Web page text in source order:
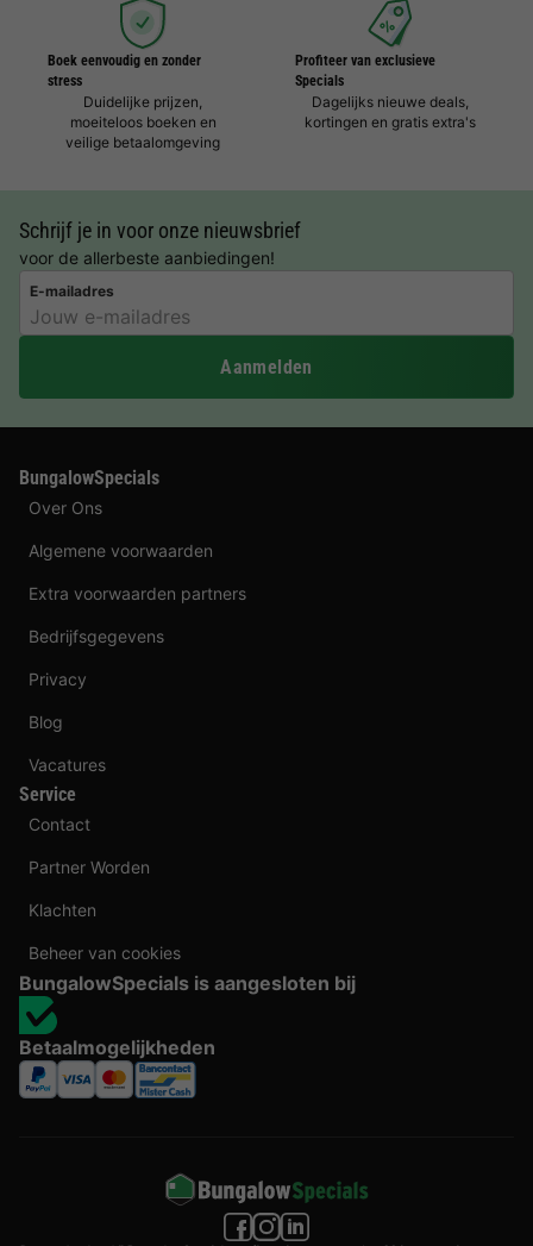
Boek eenvoudig en zonder
stress
Duidelijke prijzen,
moeiteloos boeken en
veilige betaalomgeving
Profiteer van exclusieve
Specials
Dagelijks nieuwe deals,
kortingen en gratis extra's
Schrijf je in voor onze nieuwsbrief
voor de allerbeste aanbiedingen!
E-mailadres
Aanmelden
BungalowSpecials
Over Ons
Algemene voorwaarden
Extra voorwaarden partners
Bedrijfsgegevens
Privacy
Blog
Vacatures
Service
Contact
Partner Worden
Klachten
Beheer van cookies
BungalowSpecials is aangesloten bij
Betaalmogelijkheden